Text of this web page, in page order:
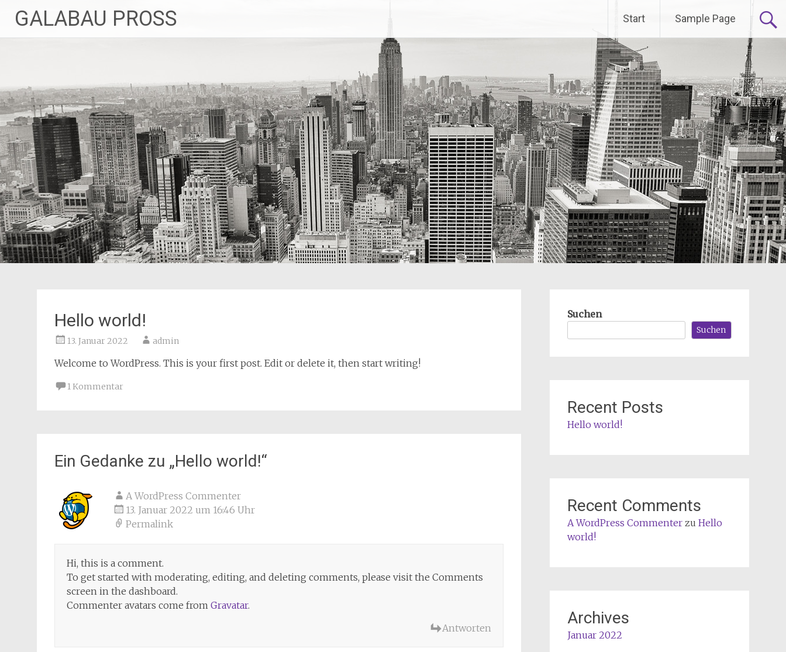
Inhalt
springen
GALABAU PROSS Start Sample Page
Hello world!
13. Januar 2022 admin
Welcome to WordPress. This is your first post. Edit or delete it, then start writing!
1 Kommentar
Ein Gedanke zu „Hello world!“
A WordPress Commenter
13. Januar 2022 um 16:46 Uhr
Permalink
Hi, this is a comment.
To get started with moderating, editing, and deleting comments, please visit the Comments
screen in the dashboard.
Commenter avatars come from Gravatar.
Antworten
Suchen
Suchen
Recent Posts
Hello world!
Recent Comments
A WordPress Commenterzu Hello
world!
Archives
Januar 2022